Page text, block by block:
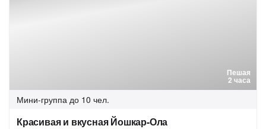
Пешая
2 часа
Мини-группа до 10 чел.
Красивая и вкусная Йошкар-Ола